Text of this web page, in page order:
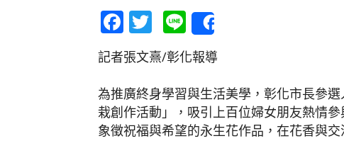
Facebook
Twitter
Line
記者張文熹/彰化報導
為推廣終身學習與生活美學，彰化市長參
栽創作活動」，吸引上百位婦女朋友熱情
象徵祝福與希望的永生花作品，在花香與